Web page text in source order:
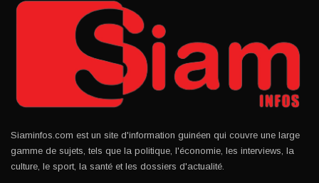
Siaminfos.com est un site d'information guinéen qui couvre une large
gamme de sujets, tels que la politique, l'économie, les interviews, la
culture, le sport, la santé et les dossiers d'actualité.